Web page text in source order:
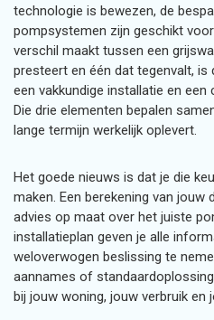
technologie is bewezen, de
pompsystemen zijn geschikt
verschil maakt tussen een
presteert en één dat tegenvalt,
een vakkundige installatie en
Die drie elementen bepalen
lange termijn werkelijk oplevert.
Het goede nieuws is dat je die
maken. Een berekening van jouw
advies op maat over het juiste
installatieplan geven je alle
weloverwogen beslissing te
aannames of
bij jouw woning, jouw verbruik en